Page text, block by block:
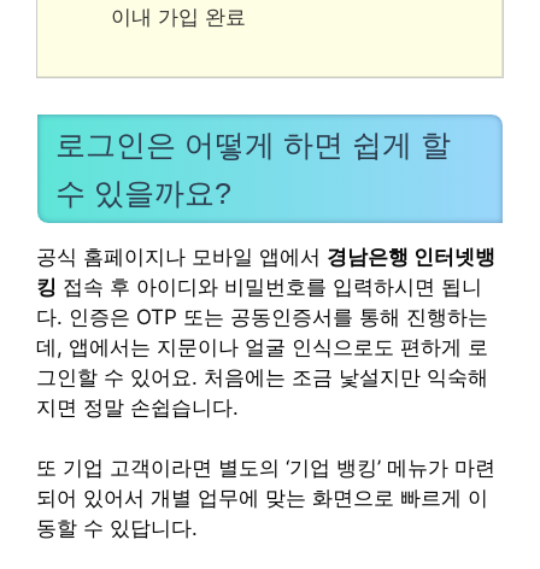
이내 가입 완료
로그인은 어떻게 하면 쉽게 할
수 있을까요?
공식 홈페이지나 모바일 앱에서 경남은행 인터넷뱅
킹 접속 후 아이디와 비밀번호를 입력하시면 됩니
다. 인증은 OTP 또는 공동인증서를 통해 진행하는
데, 앱에서는 지문이나 얼굴 인식으로도 편하게 로
그인할 수 있어요. 처음에는 조금 낯설지만 익숙해
지면 정말 손쉽습니다.
또 기업 고객이라면 별도의 ‘기업 뱅킹’ 메뉴가 마련
되어 있어서 개별 업무에 맞는 화면으로 빠르게 이
동할 수 있답니다.